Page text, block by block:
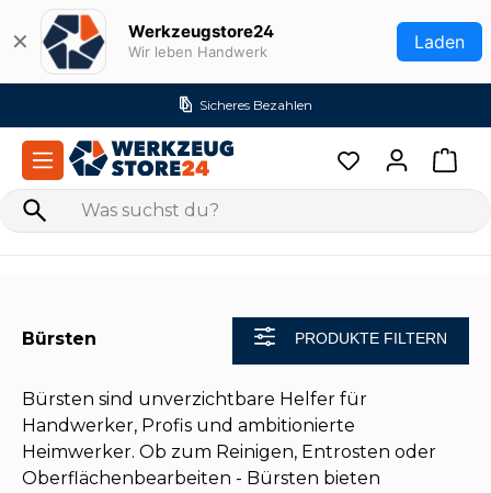
Zum Hauptinhalt springen
✕ Werkzeugstore24
Wir leben Handwerk Laden
Sicheres Bezahlen
Bürsten PRODUKTE FILTERN
Bürsten sind unverzichtbare Helfer für
Handwerker, Profis und ambitionierte
Heimwerker. Ob zum Reinigen, Entrosten oder
Oberflächenbearbeiten - Bürsten bieten